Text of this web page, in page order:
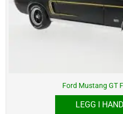
Ford Mustang GT
LEGG I